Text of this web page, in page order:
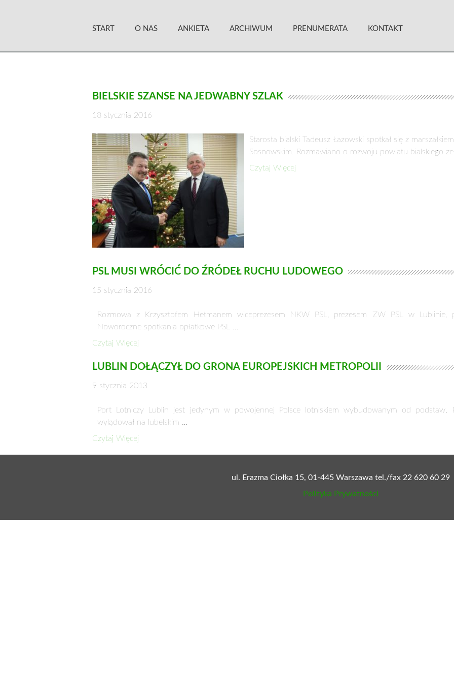
START O NAS ANKIETA ARCHIWUM PRENUMERATA KONTAKT
BIELSKIE SZANSE NA JEDWABNY SZLAK
18 stycznia 2016
Starosta bialski Tadeusz Łazowski spotkał się z
Sosnowskim. Rozmawiano o rozwoju powiatu bialskiego
Czytaj Więcej
PSL MUSI WRÓCIĆ DO ŹRÓDEŁ RUCHU LUDOWEGO
15 stycznia 2016
Rozmowa z Krzysztofem Hetmanem wiceprezesem NKW PSL, prezesem ZW PSL w Lublinie,
Noworoczne spotkania opłatkowe PSL …
Czytaj Więcej
LUBLIN DOŁĄCZYŁ DO GRONA EUROPEJSKICH METROPOLII
9 stycznia 2013
Port Lotniczy Lublin jest jedynym w powojennej Polsce lotniskiem wybudowanym od podstaw.
wylądował na lubelskim …
Czytaj Więcej
ul. Erazma Ciołka 15, 01-445 Warszawa tel./fax 22 620 60 29
Polityka Prywatności